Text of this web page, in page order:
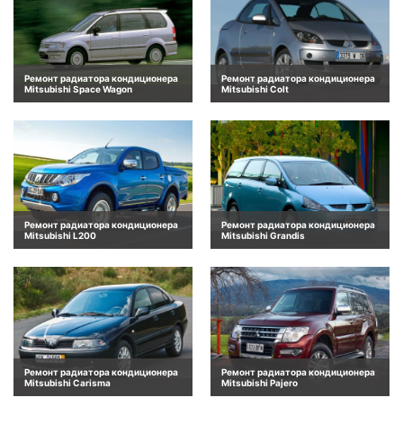
Ремонт радиатора кондиционера
Mitsubishi Space Wagon
Ремонт радиатора кондиционера
Mitsubishi Colt
Ремонт радиатора кондиционера
Mitsubishi L200
Ремонт радиатора кондиционера
Mitsubishi Grandis
Ремонт радиатора кондиционера
Mitsubishi Carisma
Ремонт радиатора кондиционера
Mitsubishi Pajero